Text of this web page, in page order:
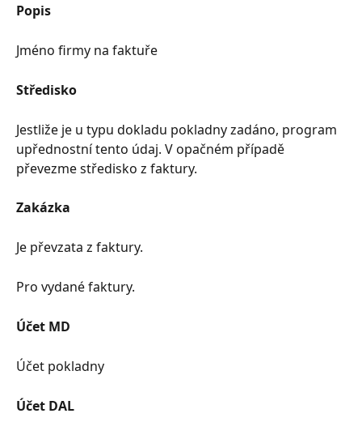
Popis
Jméno firmy na faktuře
Středisko
Jestliže je u typu dokladu pokladny zadáno, program
upřednostní tento údaj. V opačném případě
převezme středisko z faktury.
Zakázka
Je převzata z faktury.
Pro vydané faktury.
Účet MD
Účet pokladny
Účet DAL